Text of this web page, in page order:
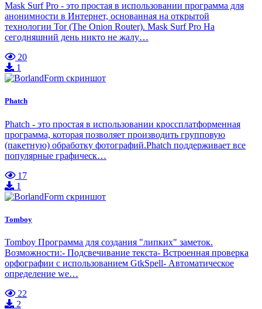
Mask Surf Pro - это простая в использовании программа для
анонимности в Интернет, основанная на открытой
технологии Tor (The Onion Router). Mask Surf Pro На
сегодняшний день никто не жалу…
20
1
Phatch
Phatch - это простая в использовании кроссплатформенная
программа, которая позволяет производить групповую
(пакетную) обработку фотографий.Phatch поддерживает все
популярные графическ…
17
1
Tomboy
Tomboy Программа для создания "липких" заметок.
Возможности:- Подсвечивание текста- Встроенная проверка
орфографии с использованием GtkSpell- Автоматическое
определение we…
22
2